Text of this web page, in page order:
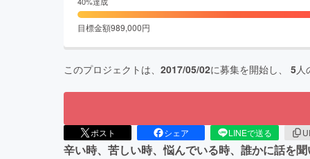
目標金額989,000円
このプロジェクトは、 2017/05/02に募集を開始し、 5人
ポスト シェア LINEで送る
辛い時、苦しい時、悩んでいる時、誰かに話を